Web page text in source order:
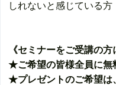
しれないと感じている方
《セミナーをご受講の
★ご希望の皆様全員に無
★プレゼントのご希望は